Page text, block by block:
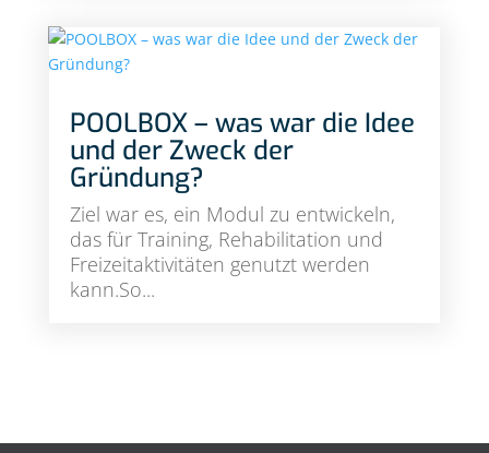
POOLBOX – was war die Idee
und der Zweck der
Gründung?
Ziel war es, ein Modul zu entwickeln,
das für Training, Rehabilitation und
Freizeitaktivitäten genutzt werden
kann.So...